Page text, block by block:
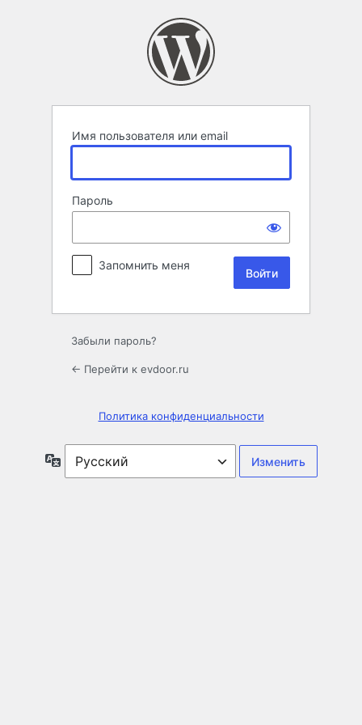
Имя пользователя или email
Пароль
Запомнить меня
Забыли пароль?
← Перейти к evdoor.ru
Политика конфиденциальности
Язык